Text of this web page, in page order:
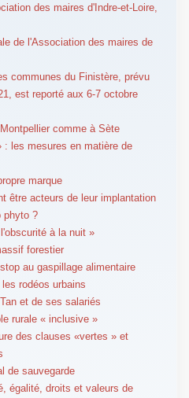
des maires d'Indre-et-Loire,
de l'Association des maires de
­communes du Finistère, prévu
est reporté aux 6-7 octobre
comme à Sète
: les mesures en matière de
marque
être acteurs de leur implantation
phyto ?
à la nuit »
forestier
au gaspillage alimentaire
rodéos urbains
et de ses salariés
rurale « inclusive »
des clauses «vertes » et
de sauvegarde
égalité, droits et valeurs de